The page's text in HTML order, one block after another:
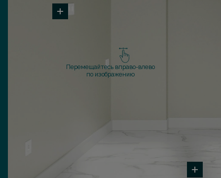
Перемещайтесь вправо-влево
по изображению